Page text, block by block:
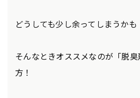
どうしても少し余ってしまうかも
そんなときオススメなのが「脱
方！